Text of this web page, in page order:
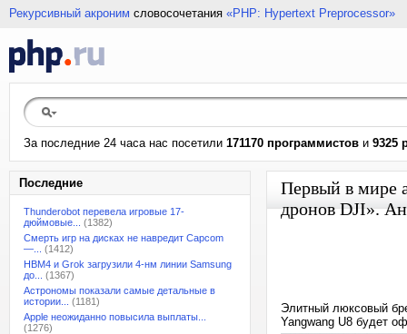
Рекурсивный акроним словосочетания «PHP: Hypertext Preprocessor»
За последние 24 часа нас посетили 171170 программистов и 9325
Последние
Thunderobot перевела игровые 17-
дюймовые...
(1382)
Смерть игр на дисках не навредит Capcom
—...
(1412)
HBM4 и Grok загрузили 4-нм линии Samsung
до...
(1367)
Астрономы показали самые детальные в
истории...
(1181)
Apple неожиданно повысила выплаты...
(1276)
Первый в мире
дронов DJI».
Элитный люксовый
Yangwang U8 будет